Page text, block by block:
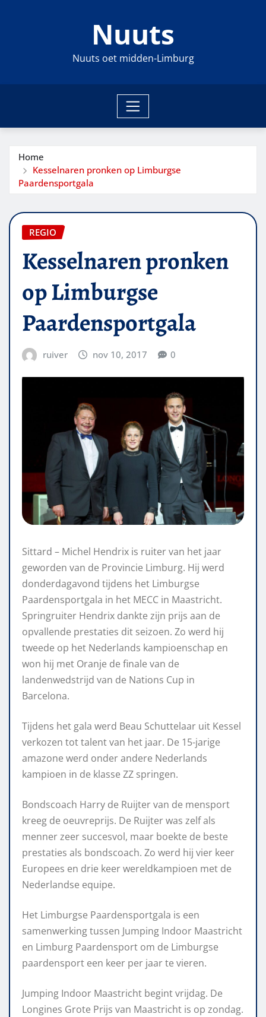
Nuuts
Nuuts oet midden-Limburg
Home
Kesselnaren pronken op Limburgse
Paardensportgala
REGIO
Kesselnaren pronken
op Limburgse
Paardensportgala
ruiver nov 10, 2017 0
Sittard – Michel Hendrix is ruiter van het jaar
geworden van de Provincie Limburg. Hij werd
donderdagavond tijdens het Limburgse
Paardensportgala in het MECC in Maastricht.
Springruiter Hendrix dankte zijn prijs aan de
opvallende prestaties dit seizoen. Zo werd hij
tweede op het Nederlands kampioenschap en
won hij met Oranje de finale van de
landenwedstrijd van de Nations Cup in
Barcelona.
Tijdens het gala werd Beau Schuttelaar uit Kessel
verkozen tot talent van het jaar. De 15-jarige
amazone werd onder andere Nederlands
kampioen in de klasse ZZ springen.
Bondscoach Harry de Ruijter van de mensport
kreeg de oeuvreprijs. De Ruijter was zelf als
menner zeer succesvol, maar boekte de beste
prestaties als bondscoach. Zo werd hij vier keer
Europees en drie keer wereldkampioen met de
Nederlandse equipe.
Het Limburgse Paardensportgala is een
samenwerking tussen Jumping Indoor Maastricht
en Limburg Paardensport om de Limburgse
paardensport een keer per jaar te vieren.
Jumping Indoor Maastricht begint vrijdag. De
Longines Grote Prijs van Maastricht is op zondag.